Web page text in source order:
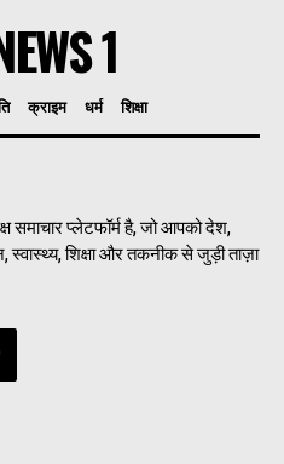
1
क्राइम धर्म शिक्षा
समाचार प्लेटफॉर्म है, जो आपको देश,
स्वास्थ्य, शिक्षा और तकनीक से जुड़ी ताज़ा